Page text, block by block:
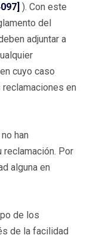
). Con este
del
adjuntar a
cuyo caso
reclamaciones en
han
Por
alguna en
de los
de la facilidad